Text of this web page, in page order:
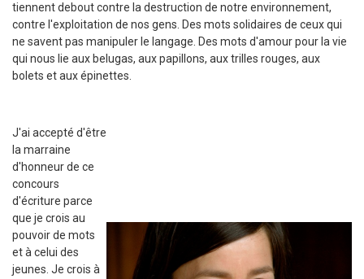
tiennent debout contre la destruction de notre environnement,
contre l'exploitation de nos gens. Des mots solidaires de ceux qui
ne savent pas manipuler le langage. Des mots d'amour pour la vie
qui nous lie aux belugas, aux papillons, aux trilles rouges, aux
bolets et aux épinettes.
J'ai accepté d'être
la marraine
d'honneur de ce
concours
d'écriture parce
que je crois au
pouvoir de mots
et à celui des
jeunes. Je crois à